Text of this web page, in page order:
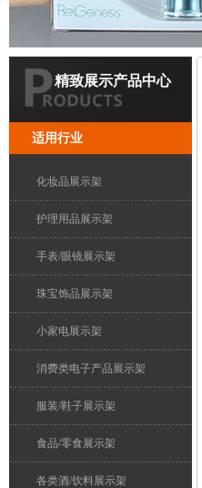
精致展示产品中心
适用行业
化妆品展示架
护理用品展示架
手表/眼镜展示架
珠宝饰品展示架
小家电展示架
消费类电子产品展示架
服装/鞋子展示架
食品/零食展示架
各类酒/饮料展示架